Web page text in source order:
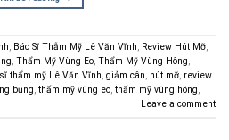
, Bác Sĩ Thẫm Mỹ Lê Văn Vĩnh, Review Hút Mỡ,
, Thẩm Mỹ Vùng Eo, Thẩm Mỹ Vùng Hông,
thẩm mỹ Lê Văn Vĩnh, giảm cân, hút mỡ, review
bụng, thẩm mỹ vùng eo, thẩm mỹ vùng hông,
Leave a comment